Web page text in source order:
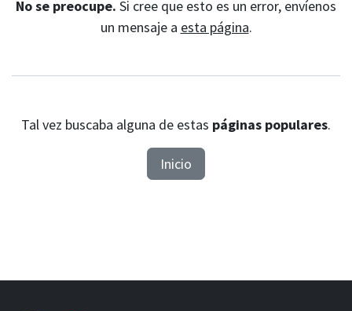
No se preocupe. Si cree que esto es un error, envíenos
un mensaje a esta página.
Tal vez buscaba alguna de estas páginas populares.
Inicio